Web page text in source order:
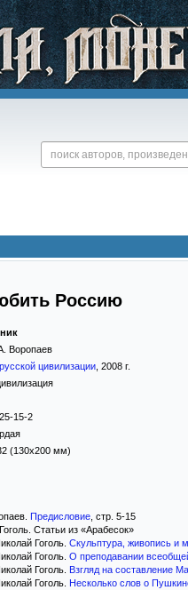
Россию
Воропаев
цивилизации 2008 г.
15-2
(130x200 мм)
Предисловие , стр. 5-15
Статьи из «Арабесок»
Гоголь. Скульптура, живопись и
Гоголь. О преподавании
Гоголь. Взгляд на составление
Гоголь. Несколько слов о